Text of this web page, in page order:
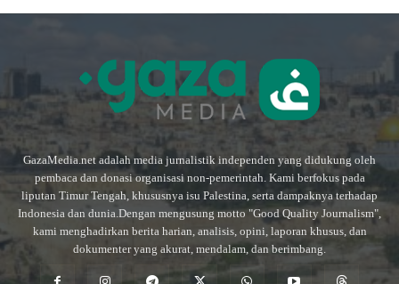
GazaMedia.net adalah media jurnalistik independen yang didukung oleh
pembaca dan donasi organisasi non-pemerintah. Kami berfokus pada
liputan Timur Tengah, khususnya isu Palestina, serta dampaknya terhadap
Indonesia dan dunia.Dengan mengusung motto "Good Quality Journalism",
kami menghadirkan berita harian, analisis, opini, laporan khusus, dan
dokumenter yang akurat, mendalam, dan berimbang.